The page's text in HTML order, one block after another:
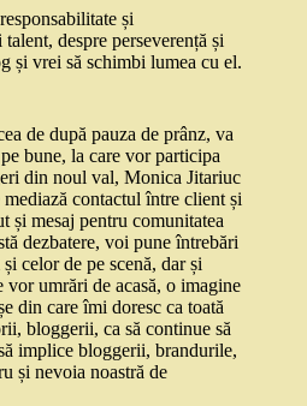
și
despre perseverență și
și vrei să schimbi lumea cu el.
de după pauza de prânz, va
bune, la care vor participa
din noul val, Monica Jitariuc
contactul între client și
și mesaj pentru comunitatea
dezbatere, voi pune întrebări
celor de pe scenă, dar și
umrări de acasă, o imagine
din care îmi doresc ca toată
bloggerii, ca să continue să
implice bloggerii, brandurile,
și nevoia noastră de